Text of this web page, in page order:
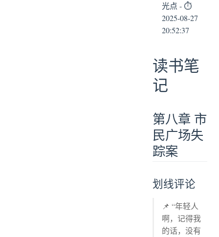
光点 - ⏱
2025-08-27
20:52:37
读书笔
记
第八章 市
民广场失
踪案
划线评论
📌 “年轻人
啊，记得我
的话，没有